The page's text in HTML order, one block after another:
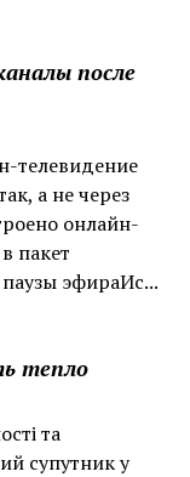
после
телевидение
а не через
онлайн-
пакет
эфираИс...
тепло
та
супутник у